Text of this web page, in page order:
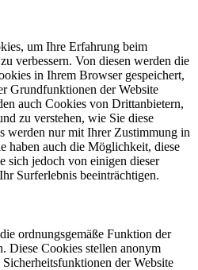
um Ihre Erfahrung beim
verbessern. Von diesen werden die
in Ihrem Browser gespeichert,
Grundfunktionen der Website
auch Cookies von Drittanbietern,
zu verstehen, wie Sie diese
werden nur mit Ihrer Zustimmung in
haben auch die Möglichkeit, diese
sich jedoch von einigen dieser
Surferlebnis beeinträchtigen.
ordnungsgemäße Funktion der
Diese Cookies stellen anonym
der Website